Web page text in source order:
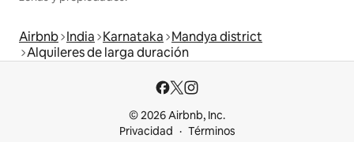
Airbnb India Karnataka Mandya district
Alquileres de larga duración
© 2026 Airbnb, Inc.
Privacidad
Términos